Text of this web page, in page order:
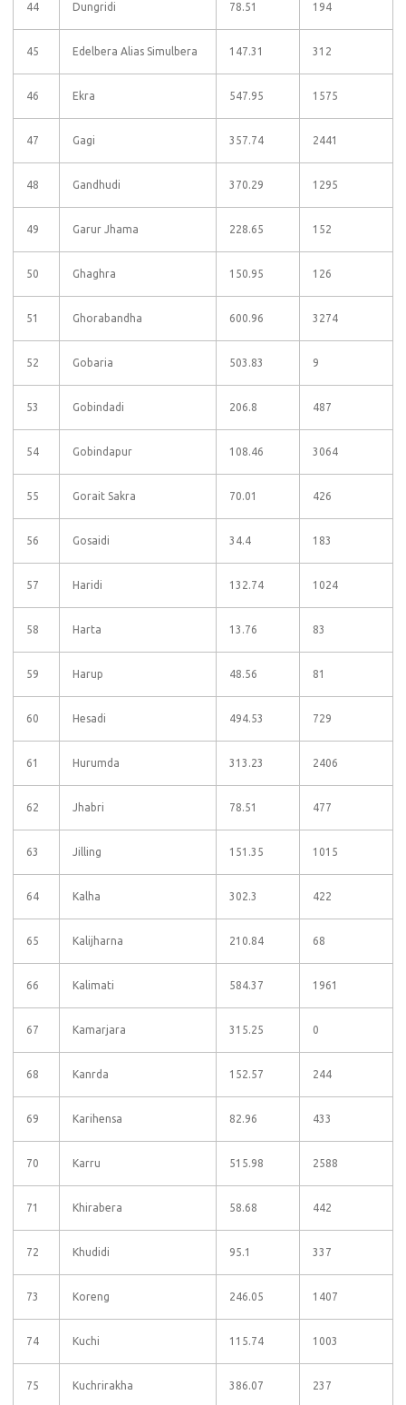
44 Dungridi 78.51 194
45 Edelbera Alias Simulbera 147.31 312
46 Ekra 547.95 1575
47 Gagi 357.74 2441
48 Gandhudi 370.29 1295
49 Garur Jhama 228.65 152
50 Ghaghra 150.95 126
51 Ghorabandha 600.96 3274
52 Gobaria 503.83 9
53 Gobindadi 206.8 487
54 Gobindapur 108.46 3064
55 Gorait Sakra 70.01 426
56 Gosaidi 34.4 183
57 Haridi 132.74 1024
58 Harta 13.76 83
59 Harup 48.56 81
60 Hesadi 494.53 729
61 Hurumda 313.23 2406
62 Jhabri 78.51 477
63 Jilling 151.35 1015
64 Kalha 302.3 422
65 Kalijharna 210.84 68
66 Kalimati 584.37 1961
67 Kamarjara 315.25 0
68 Kanrda 152.57 244
69 Karihensa 82.96 433
70 Karru 515.98 2588
71 Khirabera 58.68 442
72 Khudidi 95.1 337
73 Koreng 246.05 1407
74 Kuchi 115.74 1003
75 Kuchrirakha 386.07 237